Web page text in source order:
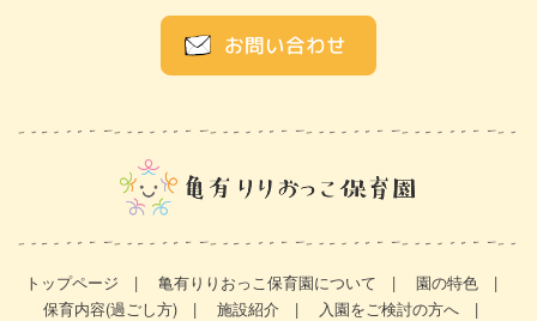
お問い合わせ
トップページ 亀有りりおっこ保育園について
園の特色
保育内容(過ごし方)
施設紹介
入園をご検討の方へ